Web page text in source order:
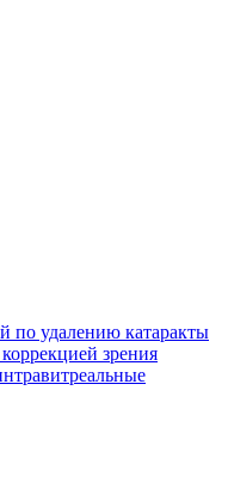
по удалению катаракты
зрения